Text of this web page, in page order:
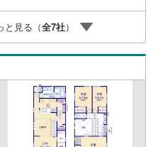
大型個室ブース4部屋、各ブー
ます！
と見る（全7社）